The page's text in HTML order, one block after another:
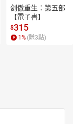
剑傲重生：第五部
【電子書】
$315
1 % (賺3點)